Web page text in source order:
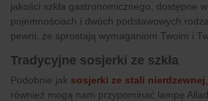
jakości szkła gastronomicznego, dostępne
pojemnościach i dwóch podstawowych
pewni, że sprostają wymaganiom Twoim i
Tradycyjne sosjerki ze szkła
Podobnie jak sosjerki ze stali nierdzewnej
również mogą nam przypominać lampę